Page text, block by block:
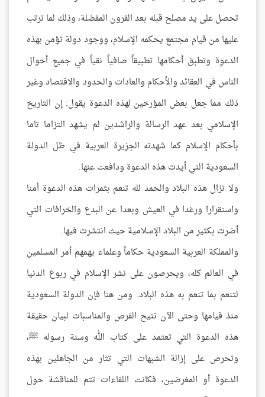
تحصل على يد مصلح قبله بعد القرون المفضلة، وذلك لما ترتب
عليها من قيام مجتمع يحكمه الإسلام، ووجود دولة تؤمن بهذه
الدعوة وتطبق أحكامها تطبيقاً صافياً نقياً في جميع أحوال
الناس في العقائد والأحكام والعادات والحدود والاقتصاد وغير
ذلك مما جعل بعض المؤرخين لهذه الدعوة يقول: إن التاريخ
الإسلامي بعد عهد الرسالة والراشدين لم يشهد التزاما تاما
بأحكام الإسلام كما شهدته الجزيرة العربية في ظل الدولة
السعودية التي أيدت هذه الدعوة ودافعت عنها.
ولا تزال هذه البلاد والحمد لله تنعم بثمرات هذه الدعوة أمنا
واستقرارا ورغدا في العيش وبعدا عن البدع والخرافات التي
أضرت بكثير من البلاد الإسلامية حيث انتشرت فيها.
والمملكة العربية السعودية حكاماً وعلماء يهمهم أمر المسلمين
في العالم كله، ويحرصون على نشر الإسلام في ربوع الدنيا
لتنعم بما تنعم به هذه البلاد. ومن هنا فإن الدولة السعودية
منذ قيامها وحتى الآن تتيح الفرص والمناسبات لبيان حقيقة
هذه الدعوة التي تعتمد على كتاب الله وسنة رسوله ﷺ،
وتحرص على إزالة الشبهات التي تثار من الجاهلين بهذه
الدعوة أو المغرضين، فكانت اللقاءات تتم للمناقشة حول